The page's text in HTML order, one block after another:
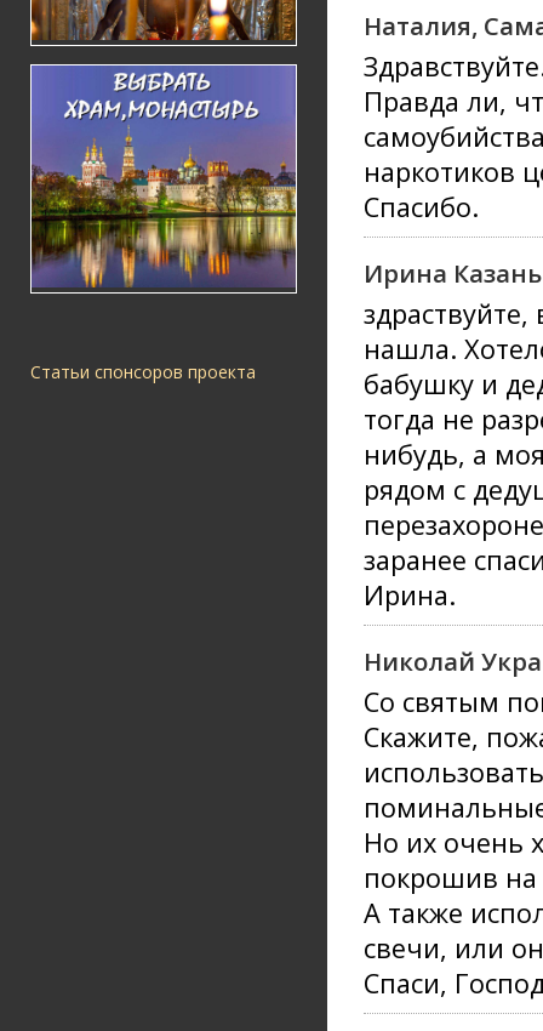
Статьи спонсоров проекта
Наталия,
Правда ли,
наркотиков
Спасибо.
Ирина Казань
нашла.
бабушку и
тогда не
нибудь, а
рядом с
заранее
Ирина.
Николай
Со святым
Скажите,
Но их очень
покрошив на
А также
свечи, или
Спаси,